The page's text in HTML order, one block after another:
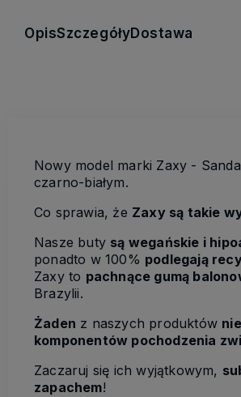
OpisSzczegółyDostawa
Nowy model marki Zaxy -
czarno-białym.
Co sprawia, że Zaxy są takie
Nasze buty są wegańskie i
ponadto w 100% podlegają
Zaxy to pachnące gumą
Brazylii.
Żaden z naszych produktów
komponentów pochodzenia
Zaczaruj się ich wyjątkowym,
zapachem!